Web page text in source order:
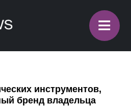
≡
инструментов,
бренд владельца